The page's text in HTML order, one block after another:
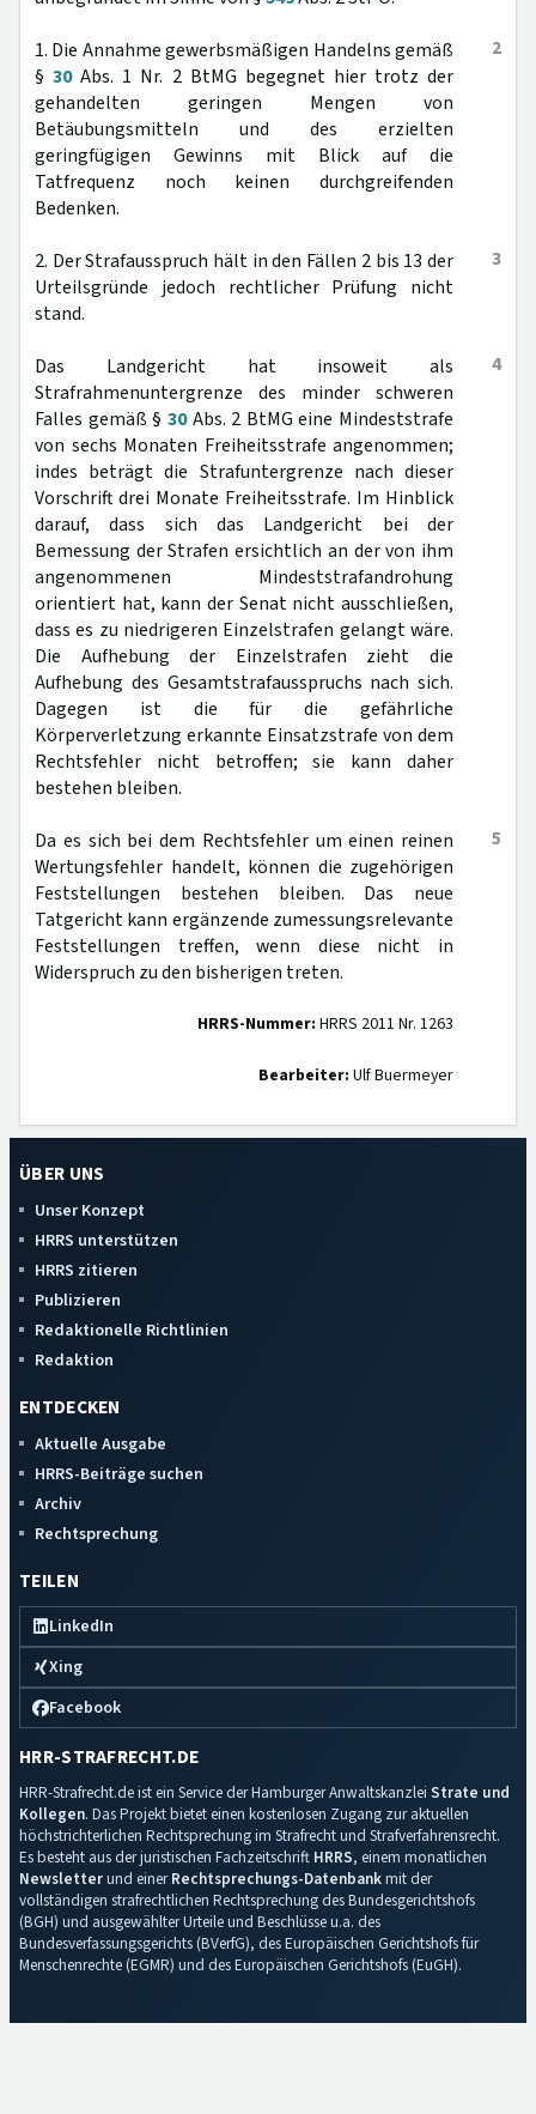
2
1. Die Annahme gewerbsmäßigen Handelns gemäß
§30Abs. 1 Nr. 2 BtMG begegnet hier trotz der
gehandelten geringen Mengen von
Betäubungsmitteln und des erzielten
geringfügigen Gewinns mit Blick auf die
Tatfrequenz noch keinen durchgreifenden
Bedenken.
3
2. Der Strafausspruch hält in den Fällen 2 bis 13 der
Urteilsgründe jedoch rechtlicher Prüfung nicht
stand.
4
Das Landgericht hat insoweit als
Strafrahmenuntergrenze des minder schweren
Falles gemäß § 30Abs. 2 BtMG eine Mindeststrafe
von sechs Monaten Freiheitsstrafe angenommen;
indes beträgt die Strafuntergrenze nach dieser
Vorschrift drei Monate Freiheitsstrafe. Im Hinblick
darauf, dass sich das Landgericht bei der
Bemessung der Strafen ersichtlich an der von ihm
angenommenen Mindeststrafandrohung
orientiert hat, kann der Senat nicht ausschließen,
dass es zu niedrigeren Einzelstrafen gelangt wäre.
Die Aufhebung der Einzelstrafen zieht die
Aufhebung des Gesamtstrafausspruchs nach sich.
Dagegen ist die für die gefährliche
Körperverletzung erkannte Einsatzstrafe von dem
Rechtsfehler nicht betroffen; sie kann daher
bestehen bleiben.
5
Da es sich bei dem Rechtsfehler um einen reinen
Wertungsfehler handelt, können die zugehörigen
Feststellungen bestehen bleiben. Das neue
Tatgericht kann ergänzende zumessungsrelevante
Feststellungen treffen, wenn diese nicht in
Widerspruch zu den bisherigen treten.
HRRS-Nummer: HRRS 2011 Nr. 1263
Bearbeiter: Ulf Buermeyer
ÜBER UNS
Unser Konzept
HRRS unterstützen
HRRS zitieren
Publizieren
Redaktionelle Richtlinien
Redaktion
ENTDECKEN
Aktuelle Ausgabe
HRRS-Beiträge suchen
Archiv
Rechtsprechung
TEILEN
LinkedIn
Xing
Facebook
HRR-STRAFRECHT.DE
HRR-Strafrecht.de ist ein Service der Hamburger Anwaltskanzlei Strate und
Kollegen. Das Projekt bietet einen kostenlosen Zugang zur aktuellen
höchstrichterlichen Rechtsprechung im Strafrecht und Strafverfahrensrecht.
Es besteht aus der juristischen Fachzeitschrift HRRS, einem monatlichen
Newsletterund einerRechtsprechungs-Datenbankmit der
vollständigen strafrechtlichen Rechtsprechung des Bundesgerichtshofs
(BGH) und ausgewählter Urteile und Beschlüsse u.a. des
Bundesverfassungsgerichts (BVerfG), des Europäischen Gerichtshofs für
Menschenrechte (EGMR) und des Europäischen Gerichtshofs (EuGH).